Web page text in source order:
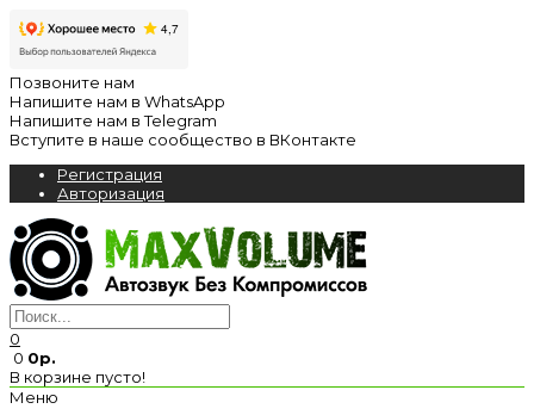
Позвоните нам
Напишите нам в WhatsApp
Напишите нам в Telegram
Вступите в наше сообщество в ВКонтакте
Регистрация
Авторизация
0
0 0р.
В корзине пусто!
Меню